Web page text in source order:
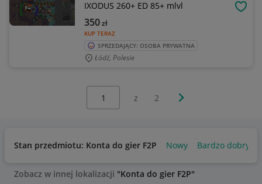
IXODUS 260+ ED 85+ mlvl
KUP TERAZ
350zł
SPRZEDAJĄCY: OSOBA PRYWATNA
Łódź, Polesie
z 2 Następna strona
Stan przedmiotu: Konta do gier F2P Nowy Bardzo dobry
Zobacz w innej lokalizacji "Konta do gier F2P"